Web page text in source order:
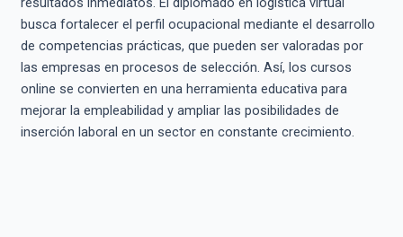
busca fortalecer el perfil ocupacional mediante el desarrollo
de competencias prácticas, que pueden ser valoradas por
las empresas en procesos de selección. Así, los cursos
online se convierten en una herramienta educativa para
mejorar la empleabilidad y ampliar las posibilidades de
inserción laboral en un sector en constante crecimiento.